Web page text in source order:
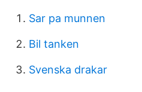
Sar pa munnen
Bil tanken
Svenska drakar